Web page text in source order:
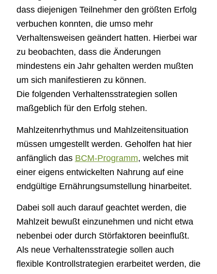
dass diejenigen Teilnehmer den größten Erfolg
verbuchen konnten, die umso mehr
Verhaltensweisen geändert hatten. Hierbei war
zu beobachten, dass die Änderungen
mindestens ein Jahr gehalten werden mußten
um sich manifestieren zu können.
Die folgenden Verhaltensstrategien sollen
maßgeblich für den Erfolg stehen.
Mahlzeitenrhythmus und Mahlzeitensituation
müssen umgestellt werden. Geholfen hat hier
anfänglich das BCM-Programm, welches mit
einer eigens entwickelten Nahrung auf eine
endgültige Ernährungsumstellung hinarbeitet.
Dabei soll auch darauf geachtet werden, die
Mahlzeit bewußt einzunehmen und nicht etwa
nebenbei oder durch Störfaktoren beeinflußt.
Als neue Verhaltensstrategie sollen auch
flexible Kontrollstrategien erarbeitet werden, die